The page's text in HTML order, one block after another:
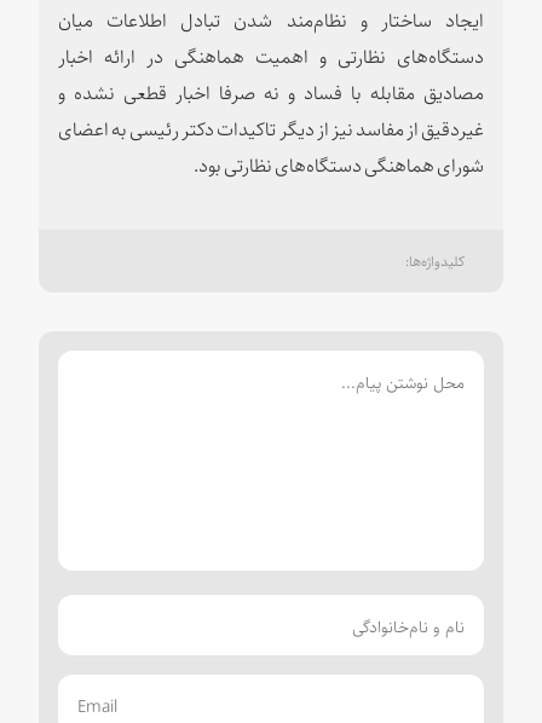
ایجاد ساختار و نظام‌مند شدن تبادل اطلاعات میان
دستگاه‌های نظارتی و اهمیت هماهنگی در ارائه اخبار
مصادیق مقابله با فساد و نه صرفا اخبار قطعی نشده و
غیردقیق از مفاسد نیز از دیگر تاکیدات دکتر رئیسی به اعضای
شورای هماهنگی دستگاه‌های نظارتی بود.